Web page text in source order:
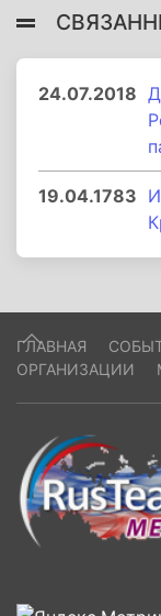
24.07.2018
19.04.1783
ГЛАВНАЯ
ОРГАНИЗАЦИИ